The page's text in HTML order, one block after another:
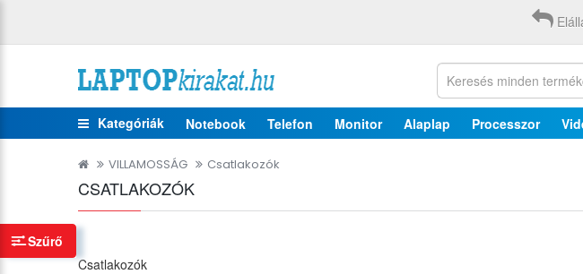
Kategóriák Notebook Telefon Monitor Alaplap Processzor
VILLAMOSSÁG Csatlakozók
CSATLAKOZÓK
Szűrő
Csatlakozók